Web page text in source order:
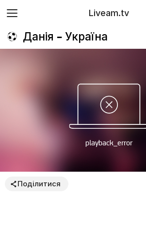
Liveam.tv
Данія – Україна
Поділитися